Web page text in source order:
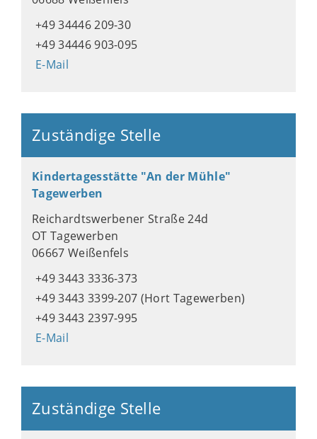
+49 34446 209-30
+49 34446 903-095
E-Mail
Zuständige Stelle
Kindertagesstätte "An der Mühle"
Tagewerben
Reichardtswerbener Straße 24d
OT Tagewerben
06667 Weißenfels
+49 3443 3336-373
+49 3443 3399-207 (Hort Tagewerben)
+49 3443 2397-995
E-Mail
Zuständige Stelle